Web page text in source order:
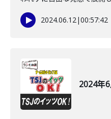
2024.06.12|00:57:42
2024年